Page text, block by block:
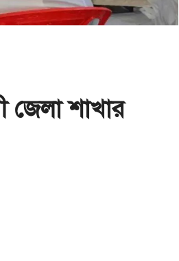
জেলা শাখার